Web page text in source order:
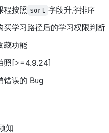
程按照 sort 字段升序排序
学习路径后的学习权限判断
藏功能
照[>=4.9.24]
错误的 Bug
知